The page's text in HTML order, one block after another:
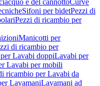
e del cannottoCurve
Sifoni per bidetPezzi di
Pezzi di ricambio per
Manicotti per
di ricambio per
Lavabi doppiLavabi per
Lavabi per mobili
ricambio per Lavabi da
LavamaniLavamani ad